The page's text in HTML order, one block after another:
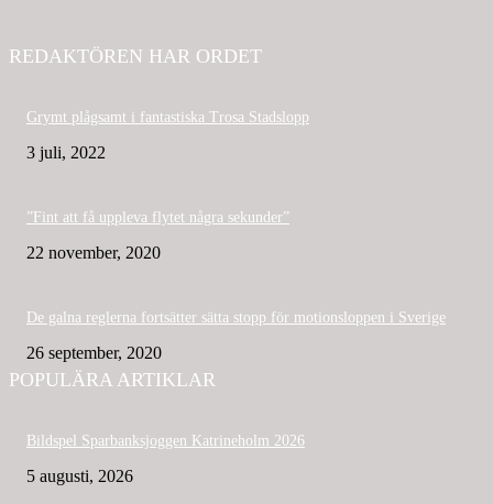
REDAKTÖREN HAR ORDET
Grymt plågsamt i fantastiska Trosa Stadslopp
3 juli, 2022
”Fint att få uppleva flytet några sekunder”
22 november, 2020
De galna reglerna fortsätter sätta stopp för motionsloppen i Sverige
26 september, 2020
POPULÄRA ARTIKLAR
Bildspel Sparbanksjoggen Katrineholm 2026
5 augusti, 2026